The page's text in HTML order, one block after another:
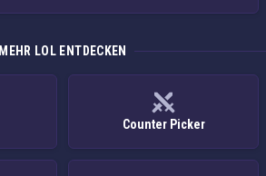
MEHR LOL ENTDECKEN
Counter Picker